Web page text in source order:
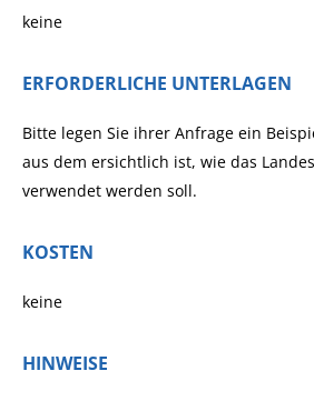
keine
ERFORDERLICHE UNTERLAGEN
Bitte legen Sie ihrer Anfrage ein
aus dem ersichtlich ist, wie das
verwendet werden soll.
KOSTEN
keine
HINWEISE